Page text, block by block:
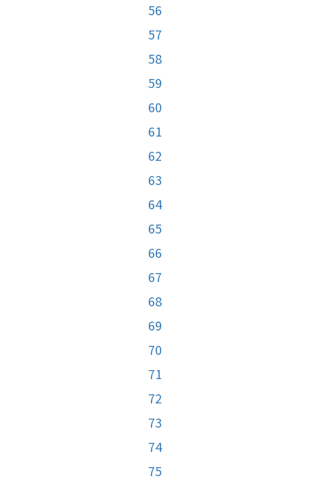
56
57
58
59
60
61
62
63
64
65
66
67
68
69
70
71
72
73
74
75